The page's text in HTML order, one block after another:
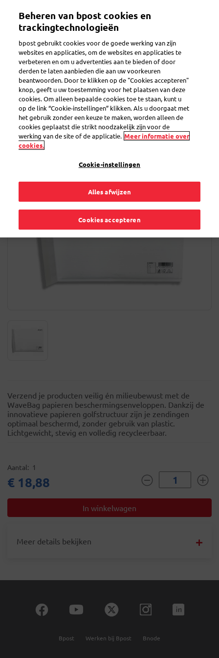
inhoud
Mijn account
Zoeken
Set van 10 WaveBag papieren
beschermingsenveloppen XL
Productcode SEL0000032958
Verzend je producten veilig én milieubewust met de
WaveBag papieren beschermingsenveloppen. Dankzij de
innovatieve papieren golfstructuur zijn je zendingen
optimaal beschermd, zonder gebruik van plastic.
Lichtgewicht, stevig en volledig recycleerbaar.
Aantal 1
€ 18,88
Meer details bekijken
Bpost Werken bij Bpost Bnode
Beheren van bpost cookies en
trackingtechnologieën
bpost gebruikt cookies voor de goede werking van zijn
websites en applicaties, om de websites en applicaties te
verbeteren en om u advertenties aan te bieden of door
derden te laten aanbieden die aan uw voorkeuren
beantwoorden. Door te klikken op de "Cookies accepteren"
knop, geeft u uw toestemming voor het plaatsen van deze
cookies. Om alleen bepaalde cookies toe te staan, kunt u
op de link “Cookie-instellingen” klikken. Als u doorgaat met
het gebruik zonder een keuze te maken, worden alleen de
cookies geplaatst die strikt noodzakelijk zijn voor de
werking van de site of de applicatie. Meer informatie over
cookies.
Cookie-instellingen
Alles afwijzen
Cookies accepteren